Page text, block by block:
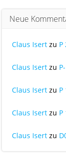
Neue
Claus Isert zu P
Claus Isert zu
Claus Isert zu P
Claus Isert zu P
Claus Isert zu